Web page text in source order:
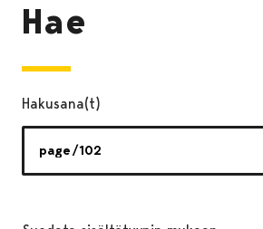
Hae
Hakusana(t)